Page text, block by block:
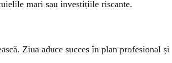
mari sau investițiile riscante.
Ziua aduce succes în plan profesional și